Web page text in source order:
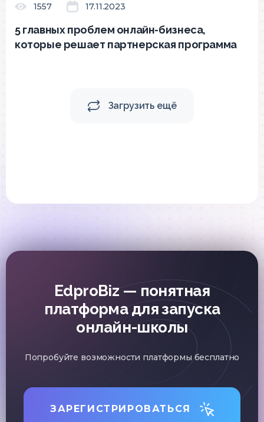
1557 17.11.2023
5 главных проблем онлайн-бизнеса,
которые решает партнерская программа
Загрузить ещё
EdproBiz — понятная
платформа для запуска
онлайн-школы
Попробуйте возможности платформы бесплатно
ЗАРЕГИСТРИРОВАТЬСЯ